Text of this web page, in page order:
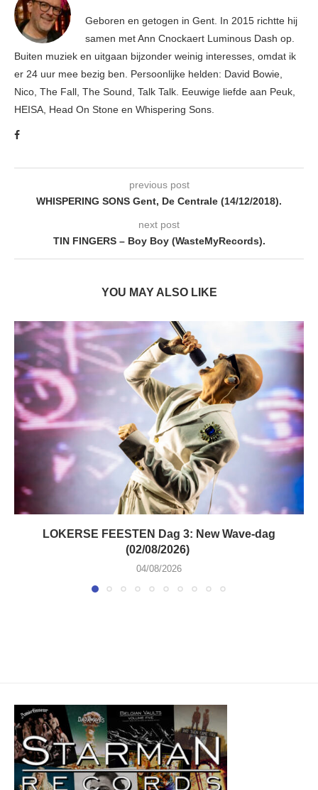
Geboren en getogen in Gent. In 2015 richtte hij
samen met Ann Cnockaert Luminous Dash op.
Buiten muziek en uitgaan bijzonder weinig interesses, omdat ik
er 24 uur mee bezig ben. Persoonlijke helden: David Bowie,
Nico, The Fall, The Sound, Talk Talk. Eeuwige liefde aan Peuk,
HEISA, Head On Stone en Whispering Sons.
previous post
WHISPERING SONS Gent, De Centrale (14/12/2018).
next post
TIN FINGERS – Boy Boy (WasteMyRecords).
YOU MAY ALSO LIKE
LOKERSE FEESTEN Dag 3: New Wave-dag
(02/08/2026)
04/08/2026